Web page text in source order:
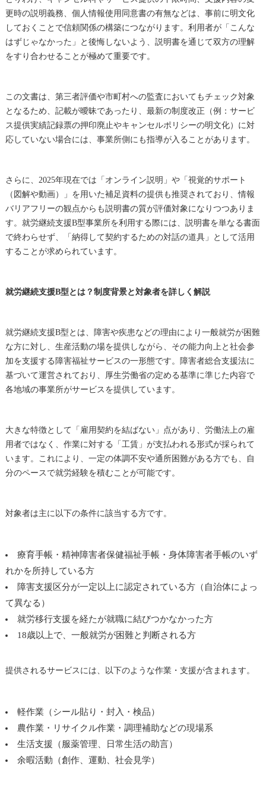
更時の説明義務、個人情報使用同意書の有無などは、事前に明文化
しておくことで信頼関係の構築につながります。利用者が「こんな
はずじゃなかった」と後悔しないよう、説明書を通じて双方の理解
をすり合わせることが極めて重要です。
この文書は、第三者評価や市町村への監査においてもチェック対象
となるため、記載が曖昧であったり、最新の制度改正（例：サービ
ス提供実績記録票の押印廃止やキャンセルポリシーの明文化）に対
応していない場合には、事業所側にも指導が入ることがあります。
さらに、2025年現在では「オンライン説明」や「視覚的サポート
（図解や動画）」を用いた補足資料の提供も推奨されており、情報
バリアフリーの観点からも説明書の質が評価対象になりつつありま
す。就労継続支援B型事業所を利用する際には、説明書を単なる書面
で終わらせず、「納得して契約するための対話の道具」として活用
することが求められています。
就労継続支援B型とは？制度背景と対象者を詳しく解説
就労継続支援B型とは、障害や疾患などの理由により一般就労が困難
な方に対し、生産活動の場を提供しながら、その能力向上と社会参
加を支援する障害福祉サービスの一形態です。障害者総合支援法に
基づいて運営されており、厚生労働省の定める基準に準じた内容で
各地域の事業所がサービスを提供しています。
大きな特徴として「雇用契約を結ばない」点があり、労働法上の雇
用者ではなく、作業に対する「工賃」が支払われる形式が採られて
います。これにより、一定の体調不安や通所困難がある方でも、自
分のペースで就労経験を積むことが可能です。
対象者は主に以下の条件に該当する方です。
療育手帳・精神障害者保健福祉手帳・身体障害者手帳のいず
れかを所持している方
障害支援区分が一定以上に認定されている方（自治体によっ
て異なる）
就労移行支援を経たが就職に結びつかなかった方
18歳以上で、一般就労が困難と判断される方
提供されるサービスには、以下のような作業・支援が含まれます。
軽作業（シール貼り・封入・検品）
農作業・リサイクル作業・調理補助などの現場系
生活支援（服薬管理、日常生活の助言）
余暇活動（創作、運動、社会見学）